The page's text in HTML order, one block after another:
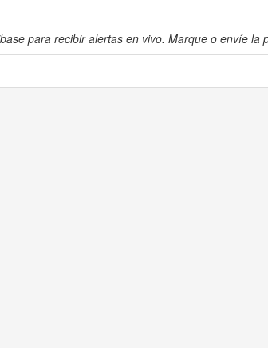
para recibir alertas en vivo. Marque o envíe la